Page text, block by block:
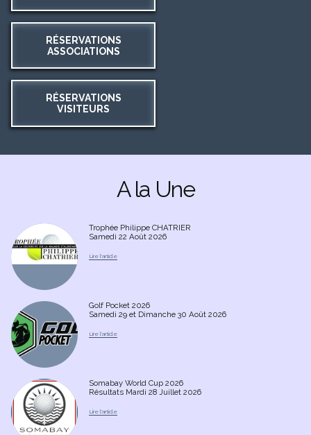
RÉSERVATIONS
ASSOCIATIONS
RÉSERVATIONS
VISITEURS
A la Une
Trophée Philippe CHATRIER
Samedi 22 Août 2026
Golf Pocket 2026
Samedi 29 et Dimanche 30 Août 2026
Somabay World Cup 2026
Résultats Mardi 28 Juillet 2026